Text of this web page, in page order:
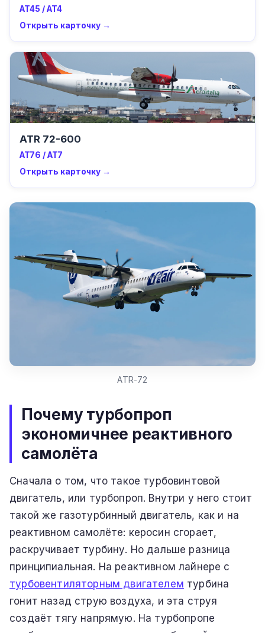
AT45 / AT4
Открыть карточку →
ATR 72-600
AT76 / AT7
Открыть карточку →
ATR-72
Почему турбопроп
экономичнее реактивного
самолёта
Сначала о том, что такое турбовинтовой
двигатель, или турбопроп. Внутри у него стоит
такой же газотурбинный двигатель, как и на
реактивном самолёте: керосин сгорает,
раскручивает турбину. Но дальше разница
принципиальная. На реактивном лайнере с
турбовентиляторным двигателем турбина
гонит назад струю воздуха, и эта струя
создаёт тягу напрямую. На турбопропе